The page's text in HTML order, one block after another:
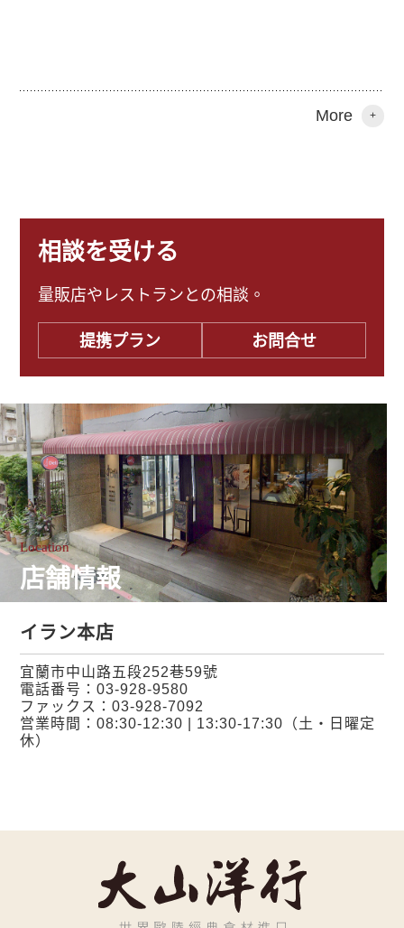
More +
相談を受ける
量販店やレストランとの相談。
お問合せ
提携プラン
Location
店舗情報
イラン本店
宜蘭市中山路五段252巷59號
電話番号：03-928-9580
ファックス：03-928-7092
営業時間：08:30-12:30 | 13:30-17:30（土・日曜定
休）